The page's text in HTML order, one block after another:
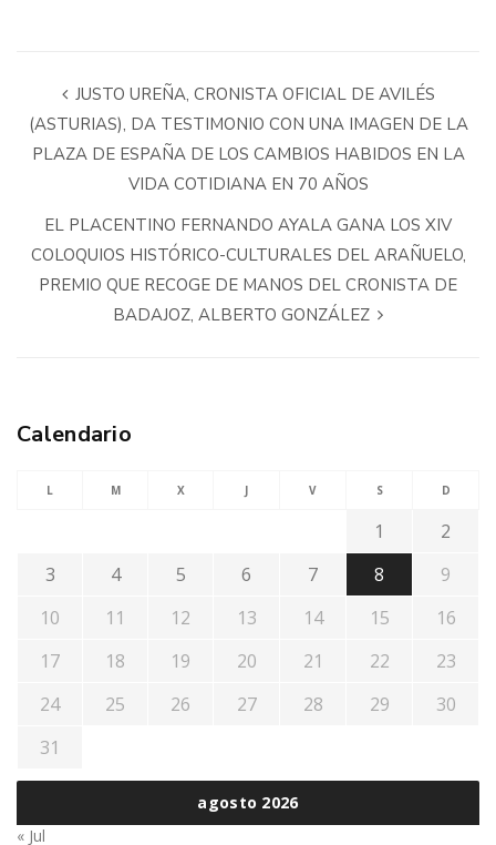
JUSTO UREÑA, CRONISTA OFICIAL DE AVILÉS
(ASTURIAS), DA TESTIMONIO CON UNA IMAGEN DE LA
PLAZA DE ESPAÑA DE LOS CAMBIOS HABIDOS EN LA
VIDA COTIDIANA EN 70 AÑOS
EL PLACENTINO FERNANDO AYALA GANA LOS XIV
COLOQUIOS HISTÓRICO-CULTURALES DEL ARAÑUELO,
PREMIO QUE RECOGE DE MANOS DEL CRONISTA DE
BADAJOZ, ALBERTO GONZÁLEZ
Calendario
agosto 2026
L M X J V S D
1
2
3
4 5 6 7 8
9
10
11 12 13 14 15
16
17
18 19 20 21 22
23
24
25 26 27 28 29
30
31
« Jul